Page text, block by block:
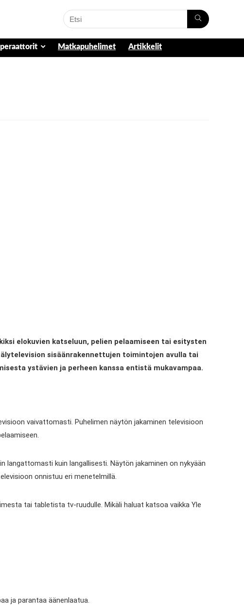
Matkapuhelimet Artikkelit
elokuvien katseluun, pelien pelaamiseen tai esitysten
sisäänrakennettujen toimintojen avulla tai
ystävien ja perheen kanssa entistä mukavampaa.
vaivattomasti. Puhelimen näytön jakaminen televisioon
langattomasti kuin langallisesti. Näytön jakaminen on nykyään
onnistuu eri menetelmillä.
tai tabletista tv-ruudulle. Mikäli haluat katsoa vaikka Yle
ja parantaa äänenlaatua.